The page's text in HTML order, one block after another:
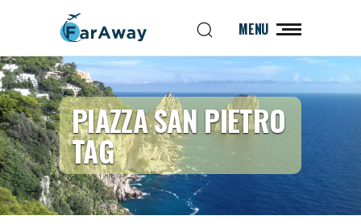
MENU
PIAZZA SAN PIETRO
TAG